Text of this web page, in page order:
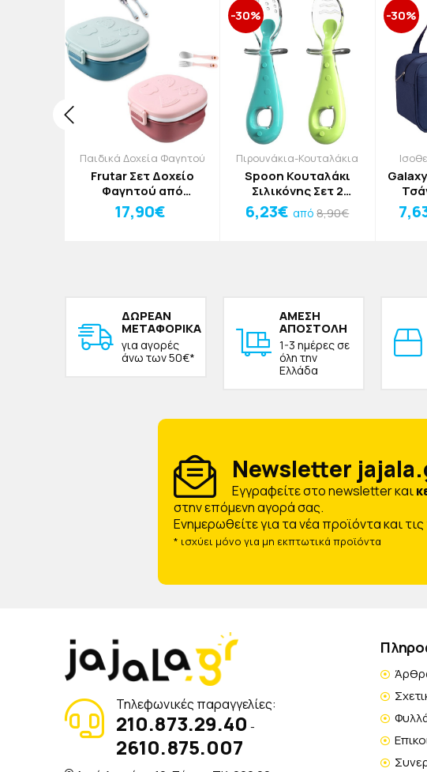
Παιδικά Δοχεία Φαγητού
Frutar Σετ Δοχείο
Φαγητού από
Ανοξείδωτο Ατσάλι
Ροζ
17,90€
-30%
Πιρουνάκια-Κουταλάκια
Spoon Κουταλάκι
Σιλικόνης Σετ 2
Τεμαχίων Ροζ -
Κόκκινο
6,23€ από8,90€
-30%
ΔΩΡΕAΝ
ΜΕΤΑΦΟΡΙΚΑ
για αγορές
άνω των 50€*
ΑΜΕΣΗ
ΑΠΟΣΤΟΛΗ
1-3 ημέρες σε
όλη την
Ελλάδα
Newsletter
Eγγραφείτε στο newsletter και
στην επόμενη αγορά σας.
Ενημερωθείτε για τα νέα προϊόντα και
* ισχύει μόνο για μη εκπτωτικά προϊόντα
Τηλεφωνικές παραγγελίες:
210.873.29.40 -
2610.875.007